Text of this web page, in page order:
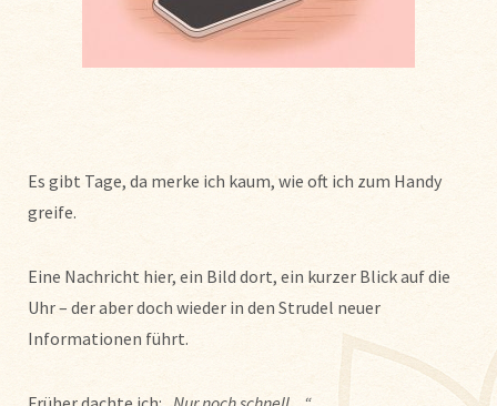
Es gibt Tage, da merke ich kaum, wie oft ich zum Handy
greife.
Eine Nachricht hier, ein Bild dort, ein kurzer Blick auf die
Uhr – der aber doch wieder in den Strudel neuer
Informationen führt.